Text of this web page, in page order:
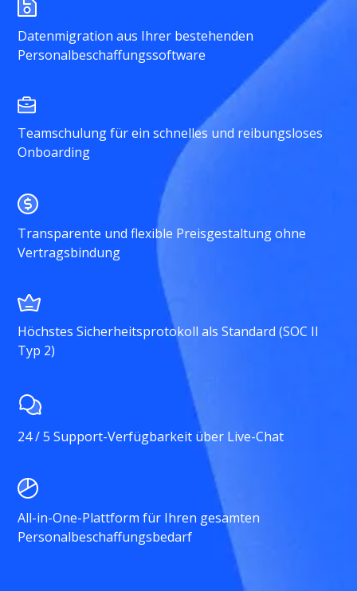
Datenmigration aus Ihrer bestehenden
Personalbeschaffungssoftware
Teamschulung für ein schnelles und reibungsloses
Onboarding
Transparente und flexible Preisgestaltung ohne
Vertragsbindung
Höchstes Sicherheitsprotokoll als Standard (SOC II
Typ 2)
24 / 5 Support-Verfügbarkeit über Live-Chat
All-in-One-Plattform für Ihren gesamten
Personalbeschaffungsbedarf